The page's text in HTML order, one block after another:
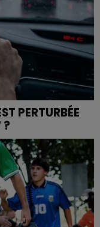
PERTURBÉE
?